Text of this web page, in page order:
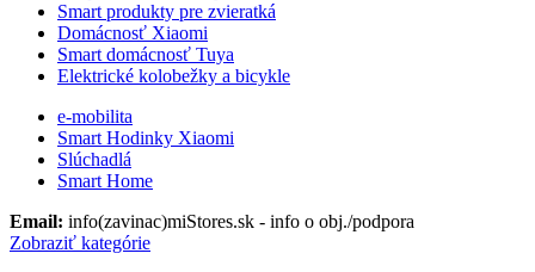
Smart produkty pre zvieratká
Domácnosť Xiaomi
Smart domácnosť Tuya
Elektrické kolobežky a bicykle
e-mobilita
Smart Hodinky Xiaomi
Slúchadlá
Smart Home
Email: info(zavinac)miStores.sk - info o obj./podpora
Zobraziť kategórie